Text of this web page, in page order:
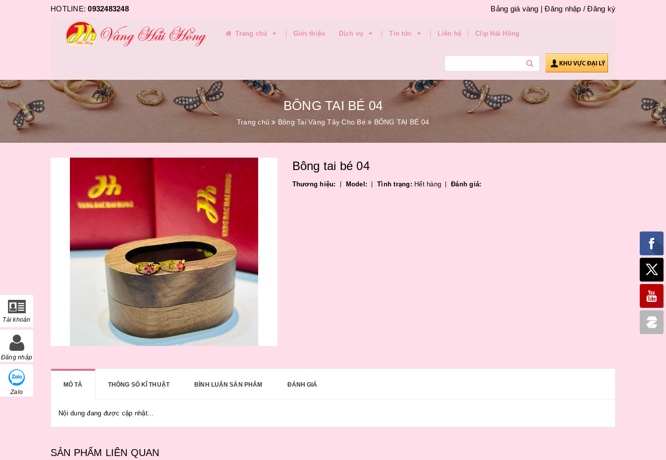
HOTLINE:0932483248 Bảng giá vàng | Đăng nhập / Đăng ký
Trang chủ Giới thiệu Dịch vụ Tin tức Liên hệ Clip Hải Hồng
BÔNG TAI BÉ 04
Trang chủ Bông Tai Vàng Tây Cho Bé BÔNG TAI BÉ 04
Bông tai bé 04
Thương hiệu: Model: Tình trạng: Hết hàng Đánh giá:
MÔ TẢ THÔNG SỐ KĨ THUẬT BÌNH LUẬN SẢN PHẨM ĐÁNH GIÁ
Nội dung đang được cập nhật...
SẢN PHẨM LIÊN QUAN
Tài khoản
Đăng nhập
Zalo